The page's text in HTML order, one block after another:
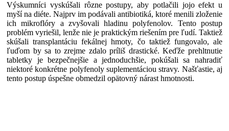
Výskumníci vyskúšali rôzne postupy, aby potlačili jojo efekt u
myší na diéte. Najprv im podávali antibiotiká, ktoré menili zloženie
ich mikroflóry a zvyšovali hladinu polyfenolov. Tento postup
problém vyriešil, lenže nie je praktickým riešením pre ľudí. Taktiež
skúšali transplantáciu fekálnej hmoty, čo taktiež fungovalo, ale
ľuďom by sa to zrejme zdalo príliš drastické. Keďže prehltnutie
tabletky je bezpečnejšie a jednoduchšie, pokúšali sa nahradiť
niektoré konkrétne polyfenoly suplementáciou stravy. Našťastie, aj
tento postup úspešne obmedzil opätovný nárast hmotnosti.